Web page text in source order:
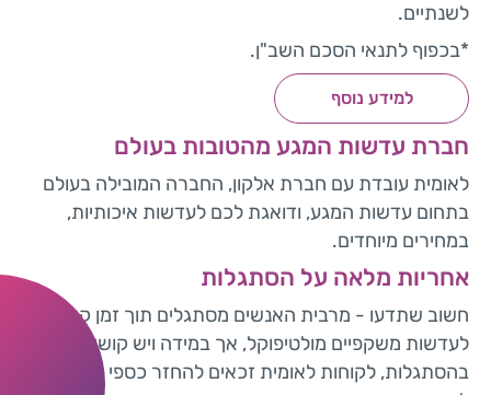
לשנתיים.
*בכפוף לתנאי הסכם השב"ן.
למידע נוסף
חברת עדשות המגע מהטובות בעולם
לאומית עובדת עם חברת אלקון, החברה המובילה בעולם
בתחום עדשות המגע, ודואגת לכם לעדשות איכותיות,
במחירים מיוחדים.
אחריות מלאה על הסתגלות
חשוב שתדעו - מרבית האנשים מסתגלים תוך זמן קצר
לעדשות משקפיים מולטיפוקל, אך במידה ויש קושי
בהסתגלות, לקוחות לאומית זכאים להחזר כספי בהתאם